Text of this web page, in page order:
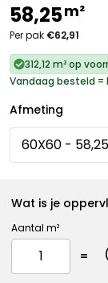
58,25m²
Per pak €62,91
312,12 m² op
Vandaag besteld =
Afmeting
Wat is je
Aantal m²
(